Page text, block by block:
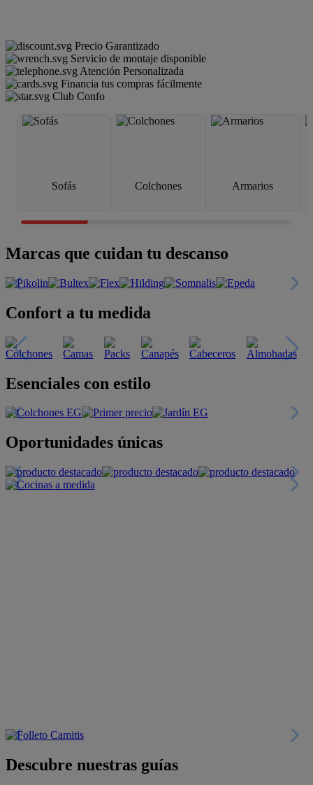
Precio Garantizado
Servicio de montaje disponible
Atención Personalizada
Financia tus compras fácilmente
Club Confo
Sofás Colchones Armarios
Marcas que cuidan tu descanso
Confort a tu medida
Esenciales con estilo
Oportunidades únicas
Descubre nuestras guías